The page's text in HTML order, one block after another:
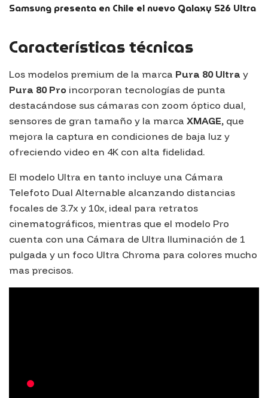
Samsung presenta en Chile el nuevo Galaxy S26 Ultra
Características técnicas
Los modelos premium de la marca Pura 80 Ultra y
Pura 80 Pro incorporan tecnologías de punta
destacándose sus cámaras con zoom óptico dual,
sensores de gran tamaño y la marca XMAGE, que
mejora la captura en condiciones de baja luz y
ofreciendo video en 4K con alta fidelidad.
El modelo Ultra en tanto incluye una Cámara
Telefoto Dual Alternable alcanzando distancias
focales de 3.7x y 10x, ideal para retratos
cinematográficos, mientras que el modelo Pro
cuenta con una Cámara de Ultra Iluminación de 1
pulgada y un foco Ultra Chroma para colores mucho
mas precisos.